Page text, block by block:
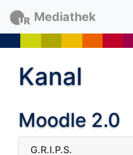
Mediathek
Kanal
Moodle 2.0
G.R.I.P.S.